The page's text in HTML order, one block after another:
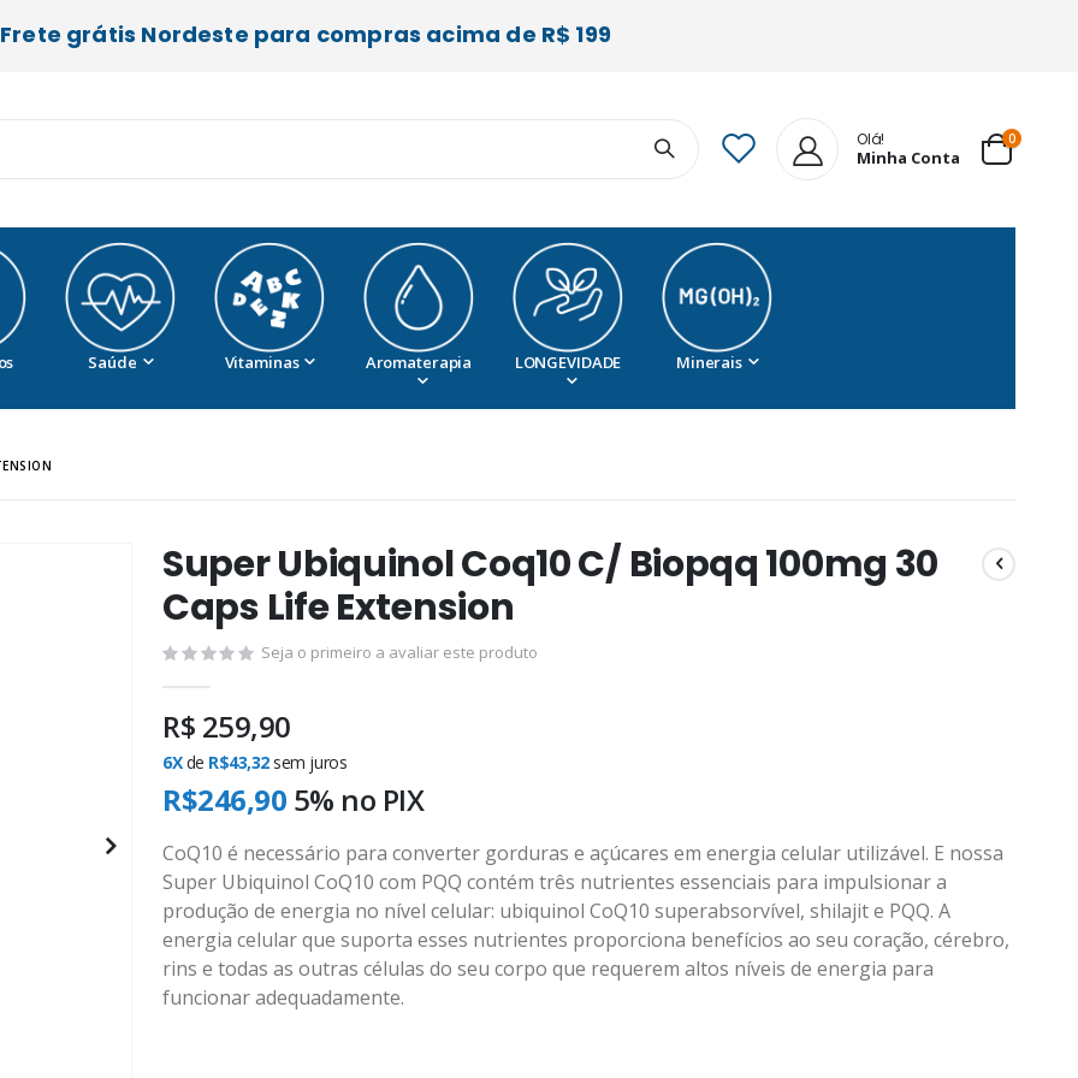
Frete grátis Nordeste para compras acima de R$ 199
Olá!
Minha Conta Cart
0itens
Saúde Vitaminas Aromaterapia LONGEVIDADE Minerais
Saltar
início
imagens
Super Ubiquinol Coq10 C/ Biopqq 100mg 30
Caps Life Extension
Seja o primeiro a avaliar este produto
R$ 259,90
6Xde R$43,32 sem juros
R$246,90 5% no PIX
CoQ10 é necessário para converter gorduras e açúcares em energia celular utilizável. E nossa
Super Ubiquinol CoQ10 com PQQ contém três nutrientes essenciais para impulsionar a
produção de energia no nível celular: ubiquinol CoQ10 superabsorvível, shilajit e PQQ. A
energia celular que suporta esses nutrientes proporciona benefícios ao seu coração, cérebro,
rins e todas as outras células do seu corpo que requerem altos níveis de energia para
funcionar adequadamente.